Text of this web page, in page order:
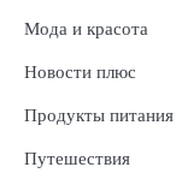
Мода и красота
Новости плюс
Продукты питания
Путешествия